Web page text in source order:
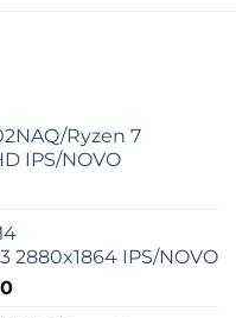
Ryzen 7
IPS/NOVO
2880x1864 IPS/NOVO
Trenutna